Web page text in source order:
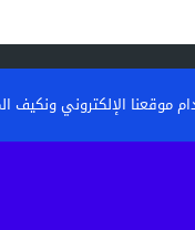
تكوين حراس الأمن وأعوان
أكثر...
الإلكتروني ونكيف